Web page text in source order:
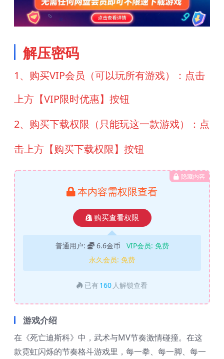
解压密码
1、购买VIP会员（可以玩所有游戏）：点击
上方【VIP限时优惠】按钮
2、购买下载权限（只能玩这一款游戏）：点
击上方【购买下载权限】按钮
隐藏内容
本内容需权限查看
购买查看权限
普通用户: 6.6金币 VIP会员: 免费
永久会员: 免费
已有 160 人解锁查看
游戏介绍
在《死亡迪斯科》中，武术与MV节奏激情碰撞。在这
款霓虹闪烁的节奏格斗游戏里，每一拳、每一脚、每一